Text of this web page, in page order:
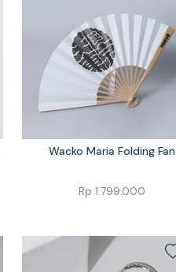
Wacko Maria Folding Fan
Rp 1.799.000